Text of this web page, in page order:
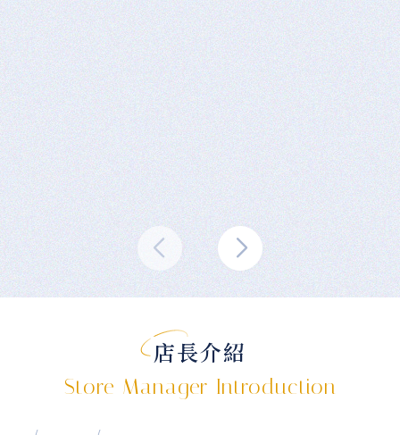
店長介紹
Store Manager Introduction